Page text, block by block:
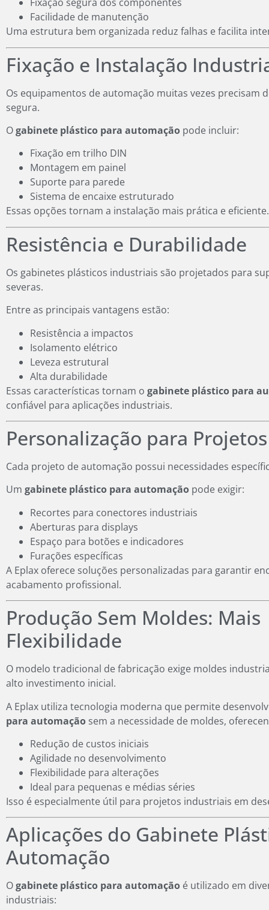
Facilidade de manutenção
Uma estrutura bem organizada reduz falhas e facilita
Fixação e Instalação
Os equipamentos de automação muitas vezes precisam
segura.
Ogabinete plástico para automação pode incluir:
Fixação em trilho DIN
Montagem em painel
Suporte para parede
Sistema de encaixe estruturado
Essas opções tornam a instalação mais prática e eficiente.
Resistência e Durabilidade
Os gabinetes plásticos industriais são projetados para
severas.
Entre as principais vantagens estão:
Resistência a impactos
Isolamento elétrico
Leveza estrutural
Alta durabilidade
Essas características tornam o gabinete plástico para
confiável para aplicações industriais.
Personalização para
Cada projeto de automação possui necessidades
Um gabinete plástico para automação pode exigir:
Recortes para conectores industriais
Aberturas para displays
Espaço para botões e indicadores
Furações específicas
A Eplax oferece soluções personalizadas para garantir
acabamento profissional.
Produção Sem Moldes: Mais
Flexibilidade
O modelo tradicional de fabricação exige moldes
alto investimento inicial.
A Eplax utiliza tecnologia moderna que permite
para automação sem a necessidade de moldes,
Redução de custos iniciais
Agilidade no desenvolvimento
Flexibilidade para alterações
Ideal para pequenas e médias séries
Isso é especialmente útil para projetos industriais em
Aplicações do Gabinete
Automação
Ogabinete plástico para automação é utilizado em
industriais: